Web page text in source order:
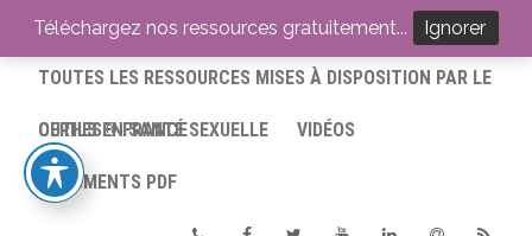
ACCUEIL
TOUTES LES RESSOURCES MISES À DISPOSITION PAR LE
CERHES® FRANCE
OUTILS EN SANTÉ SEXUELLE VIDÉOS
DOCUMENTS PDF
Téléchargez nos ressources gratuitement... Ignorer